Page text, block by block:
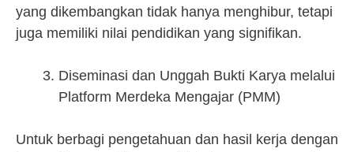
yang dikembangkan tidak hanya menghibur, tetapi
juga memiliki nilai pendidikan yang signifikan.
Diseminasi dan Unggah Bukti Karya melalui
Platform Merdeka Mengajar (PMM)
Untuk berbagi pengetahuan dan hasil kerja dengan